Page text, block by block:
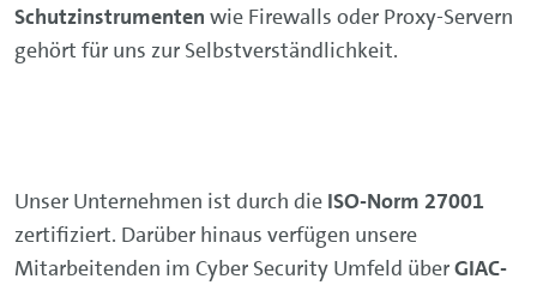
Schutzinstrumenten wie Firewalls oder Proxy-Servern
gehört für uns zur Selbstverständlichkeit.
Unser Unternehmen ist durch die ISO-Norm 27001
zertifiziert. Darüber hinaus verfügen unsere
Mitarbeitenden im Cyber Security Umfeld überGIAC-